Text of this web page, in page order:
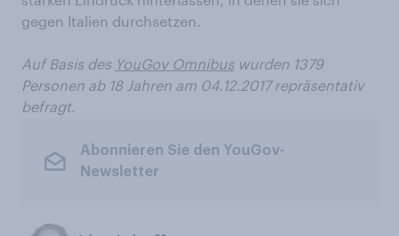
gegen Italien durchsetzen.
Auf Basis des YouGov Omnibus wurden 1379
Personen ab 18 Jahren am 04.12.2017 repräsentativ
befragt.
Abonnieren Sie den YouGov-
Newsletter